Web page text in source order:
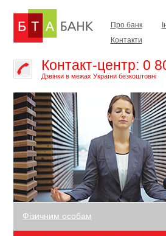
Про банк
Контакти
Контакт-центр: 0
Дзвінки в межах України безкоштовні
Фізичним особам